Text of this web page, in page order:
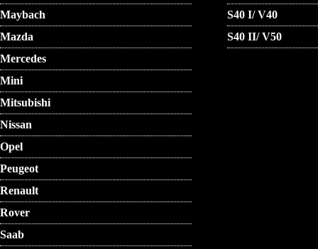
Maybach
Mazda
Mercedes
Mini
Mitsubishi
Nissan
Opel
Peugeot
Renault
Rover
Saab
S40 I/ V40
S40 II/ V50